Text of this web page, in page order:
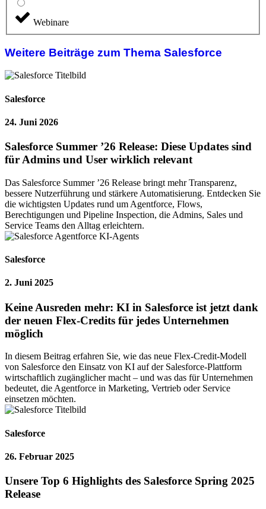
Webinare
Weitere Beiträge zum Thema Salesforce
Salesforce
24. Juni 2026
Salesforce Summer ’26 Release: Diese Updates sind
für Admins und User wirklich relevant
Das Salesforce Summer ’26 Release bringt mehr Transparenz,
bessere Nutzerführung und stärkere Automatisierung. Entdecken Sie
die wichtigsten Updates rund um Agentforce, Flows,
Berechtigungen und Pipeline Inspection, die Admins, Sales und
Service Teams den Alltag erleichtern.
Salesforce
2. Juni 2025
Keine Ausreden mehr: KI in Salesforce ist jetzt dank
der neuen Flex-Credits für jedes Unternehmen
möglich
In diesem Beitrag erfahren Sie, wie das neue Flex-Credit-Modell
von Salesforce den Einsatz von KI auf der Salesforce-Plattform
wirtschaftlich zugänglicher macht – und was das für Unternehmen
bedeutet, die Agentforce in Marketing, Vertrieb oder Service
einsetzen möchten.
Salesforce
26. Februar 2025
Unsere Top 6 Highlights des Salesforce Spring 2025
Release